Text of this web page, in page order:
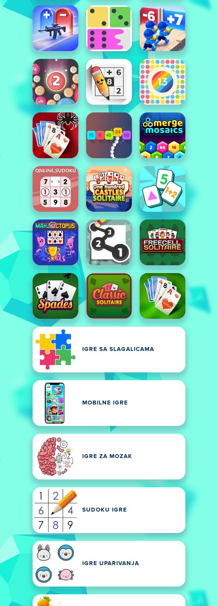
IGRE SA SLAGALICAMA
MOBILNE IGRE
IGRE ZA MOZAK
SUDOKU IGRE
IGRE UPARIVANJA